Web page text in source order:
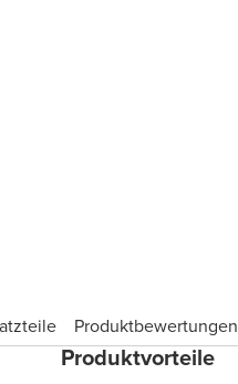
Produktbewertungen
Produktvorteile